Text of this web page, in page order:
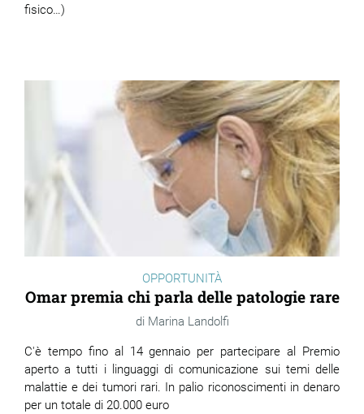
fisico…)
OPPORTUNITÀ
Omar premia chi parla delle patologie rare
Marina Landolfi
C'è tempo fino al 14 gennaio per partecipare al Premio
aperto a tutti i linguaggi di comunicazione sui temi delle
malattie e dei tumori rari. In palio riconoscimenti in denaro
per un totale di 20.000 euro